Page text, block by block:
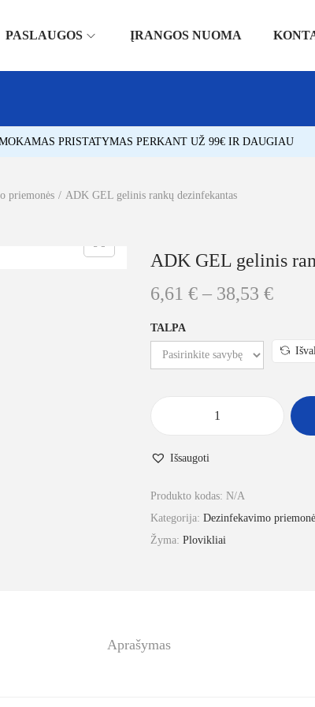
PASLAUGOS ĮRANGOS NUOMA
PRISTATYMAS PERKANT UŽ 99€ IR DAUGIAU
priemonės / ADK GEL gelinis rankų dezinfekantas
ADK GEL gelinis
6,61 € – 38,53 €
TALPA
Išsaugoti
Produkto kodas: N/A
Kategorija: Dezinfekavimo
Žyma: Plovikliai
Aprašymas